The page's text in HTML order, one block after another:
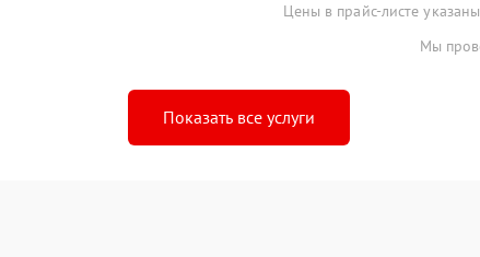
Цены в прайс-листе
Мы
Показать все услуги